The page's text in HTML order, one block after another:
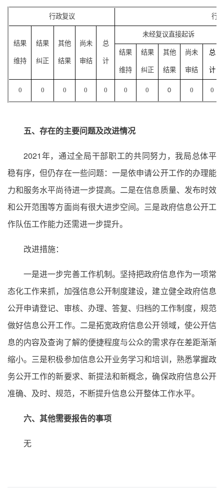
行政复议 行
结果
维持
结果
纠正
其他
结果
尚未
审结
总
计
未经复议直接起诉
结果
维持
结果
纠正
其他
结果
尚未
审结
总
计
0 0 0 0 0 0 0 0 0 0
五、存在的主要问题及改进情况
2021年，通过全局干部职工的共同努力，我局总体平
稳有序，但仍存在一些问题：一是依申请公开工作的办理能
力和服务水平尚待进一步提高。二是在信息质量、发布时效
和公开范围等方面尚有很大进步空间。三是政府信息公开工
作队伍工作能力还需进一步提升。
改进措施：
一是进一步完善工作机制。坚持把政府信息作为一项常
态化工作来抓，加强信息公开制度建设，建立健全政府信息
公开申请登记、审核、办理、答复、归档的工作制度，规范
做好信息公开工作。二是拓宽政府信息公开领域，使公开信
息的内容及查询了解的便捷程度与公众的需求存在差距渐渐
缩小。三是积极参加信息公开业务学习和培训，熟悉掌握政
务公开工作的新要求、新提法和新概念，确保政府信息公开
准确、及时、规范，不断提升信息公开整体工作水平。
六、其他需要报告的事项
无